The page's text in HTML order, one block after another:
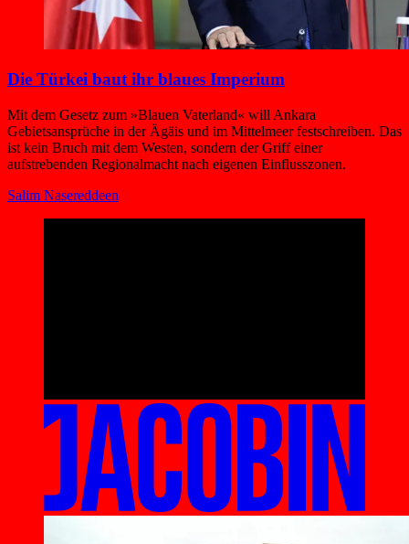
Die Türkei baut ihr blaues Imperium
Mit dem Gesetz zum »Blauen Vaterland« will Ankara
Gebietsansprüche in der Ägäis und im Mittelmeer festschreiben. Das
ist kein Bruch mit dem Westen, sondern der Griff einer
aufstrebenden Regionalmacht nach eigenen Einflusszonen.
Salim Nasereddeen